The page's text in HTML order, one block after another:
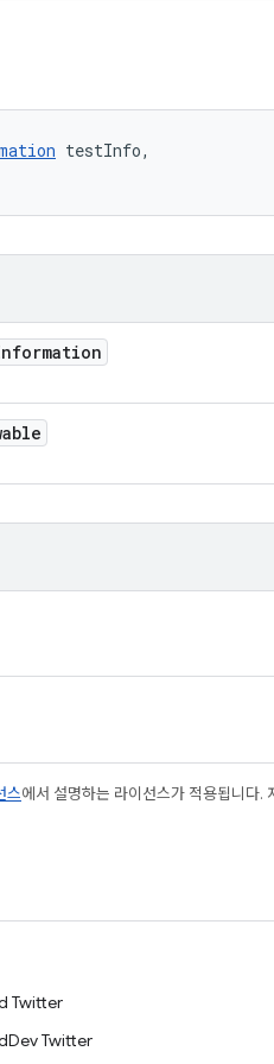
testInfo,
스에서 설명하는 라이선스가 적용됩니
Twitter
Twitter